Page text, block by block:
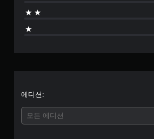
에디션:
모든 에디션